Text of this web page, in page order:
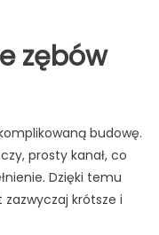
zębów
budowę.
prosty kanał, co
Dzięki temu
zazwyczaj krótsze i